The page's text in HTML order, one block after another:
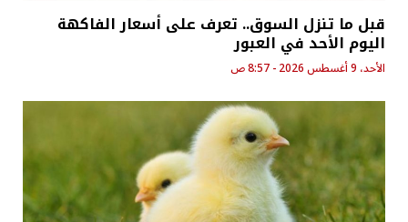
قبل ما تنزل السوق.. تعرف على أسعار الفاكهة
اليوم الأحد في العبور
الأحد، 9 أغسطس 2026 - 8:57 ص